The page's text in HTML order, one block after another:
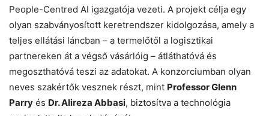
People-Centred AI igazgatója vezeti. A projekt célja egy
olyan szabványosított keretrendszer kidolgozása, amely a
teljes ellátási láncban – a termelőtől a logisztikai
partnereken át a végső vásárlóig – átláthatóvá és
megoszthatóvá teszi az adatokat. A konzorciumban olyan
neves szakértők vesznek részt, mint Professor Glenn
Parry és Dr. Alireza Abbasi, biztosítva a technológia